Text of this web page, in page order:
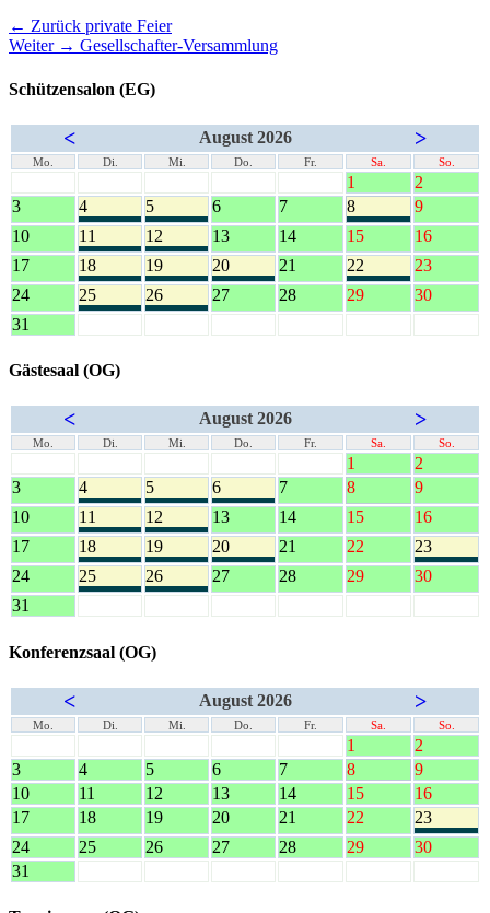
Beitragsnavigation
← Zurück Vorheriger
Beitrag:
private Feier
Weiter → Nächster
Gesellschafter-Versammlung
Schützensalon (EG)
< August 2026 >
Mo. Di. Mi. Do. Fr. Sa. So.
1
2
3
4 5 6 7 8
9
10
11 12 13 14 15
16
17
18 19 20 21 22
23
24
25 26 27 28 29
30
31
Gästesaal (OG)
< August 2026 >
Mo. Di. Mi. Do. Fr. Sa. So.
1
2
3
4 5 6 7 8
9
10
11 12 13 14 15
16
17
18 19 20 21 22
23
24
25 26 27 28 29
30
31
Konferenzsaal (OG)
< August 2026 >
Mo. Di. Mi. Do. Fr. Sa. So.
1
2
3
4 5 6 7 8
9
10
11 12 13 14 15
16
17
18 19 20 21 22
23
24
25 26 27 28 29
30
31